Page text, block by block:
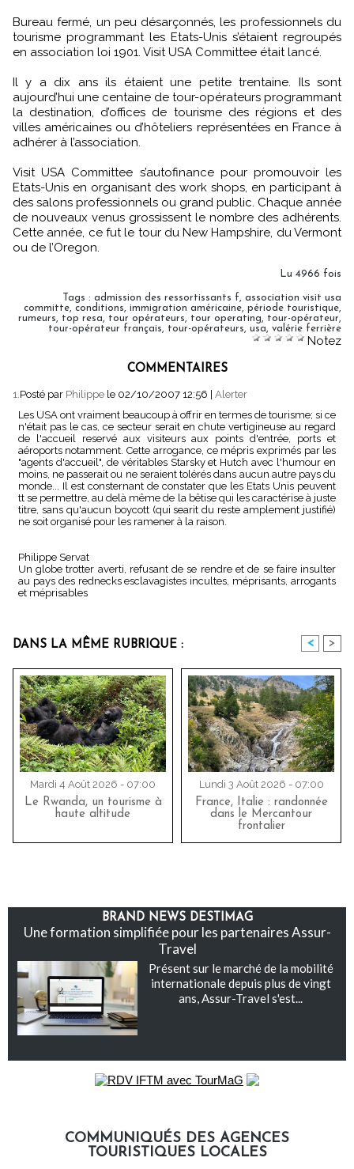
Bureau fermé, un peu désarçonnés, les professionnels du
tourisme programmant les Etats-Unis s’étaient regroupés
en association loi 1901. Visit USA Committee était lancé.
Il y a dix ans ils étaient une petite trentaine. Ils sont
aujourd’hui une centaine de tour-opérateurs programmant
la destination, d’offices de tourisme des régions et des
villes américaines ou d’hôteliers représentées en France à
adhérer à l’association.
Visit USA Committee s’autofinance pour promouvoir les
Etats-Unis en organisant des work shops, en participant à
des salons professionnels ou grand public. Chaque année
de nouveaux venus grossissent le nombre des adhérents.
Cette année, ce fut le tour du New Hampshire, du Vermont
ou de l’Oregon.
Lu 4966 fois
Tags : admission des ressortissants f
association visit usa
committe conditions immigration américaine période touristique
rumeurs
top resa tour opérateurs tour operating tour-opérateur
tour-opérateur français
tour-opérateurs usa valérie ferrière
Notez
COMMENTAIRES
1. Posté par Philippe le 02/10/2007 12:56 | Alerter
Les USA ont vraiment beaucoup à offrir en termes de tourisme; si ce
n'était pas le cas, ce secteur serait en chute vertigineuse au regard
de l'accueil reservé aux visiteurs aux points d'entrée, ports et
aéroports notamment. Cette arrogance, ce mépris exprimés par les
"agents d'accueil", de véritables Starsky et Hutch avec l'humour en
moins, ne passerait ou ne seraient tolérés dans aucun autre pays du
monde... Il est consternant de constater que les Etats Unis peuvent
tt se permettre, au delà même de la bêtise qui les caractérise à juste
titre, sans qu'aucun boycott (qui searit du reste amplement justifié)
ne soit organisé pour les ramener à la raison.
Philippe Servat
Un globe trotter averti, refusant de se rendre et de se faire insulter
au pays des rednecks esclavagistes incultes, méprisants, arrogants
et méprisables
DANS LA MÊME RUBRIQUE : < >
Mardi 4 Août 2026 - 07:00
Le Rwanda, un tourisme à
haute altitude
Lundi 3 Août 2026 - 07:00
France, Italie : randonnée
dans le Mercantour
frontalier
BRAND NEWS DESTIMAG
Une formation simplifiée pour les partenaires Assur-
Travel
Présent sur le marché de la mobilité
internationale depuis plus de vingt
ans, Assur-Travel s'est...
COMMUNIQUÉS DES AGENCES
TOURISTIQUES LOCALES